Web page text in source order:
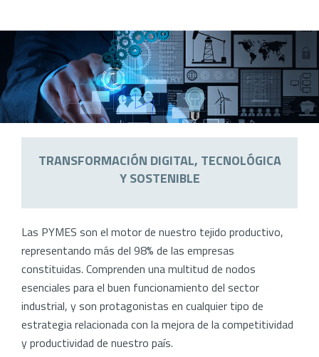
TRANSFORMACIÓN DIGITAL, TECNOLÓGICA
Y SOSTENIBLE
Las PYMES son el motor de nuestro tejido productivo,
representando más del 98% de las empresas
constituidas. Comprenden una multitud de nodos
esenciales para el buen funcionamiento del sector
industrial, y son protagonistas en cualquier tipo de
estrategia relacionada con la mejora de la competitividad
y productividad de nuestro país.